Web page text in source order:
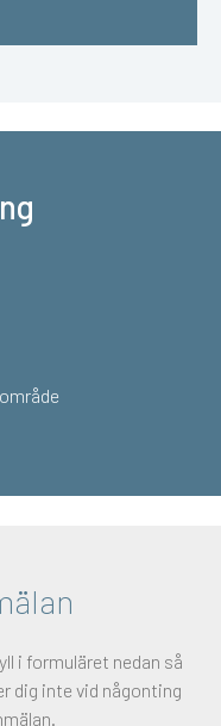
i formuläret nedan så
dig inte vid någonting